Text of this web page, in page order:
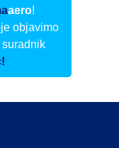
aero!
objavimo
suradnik